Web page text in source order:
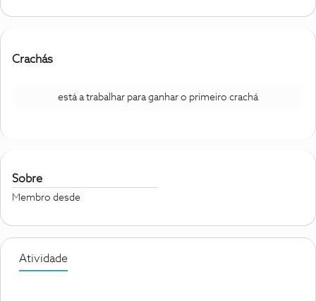
Crachás
está a trabalhar para ganhar o primeiro crachá
Sobre
Membro desde
Atividade